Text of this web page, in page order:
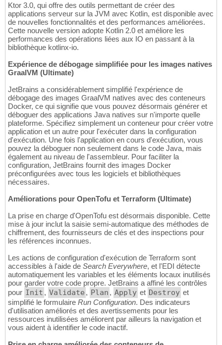
Ktor 3.0, qui offre des outils permettant de créer des
applications serveur sur la JVM avec Kotlin, est disponible avec
de nouvelles fonctionnalités et des performances améliorées.
Cette nouvelle version adopte Kotlin 2.0 et améliore les
performances des opérations liées aux IO en passant à la
bibliothèque kotlinx-io.
Expérience de débogage simplifiée pour les images natives
GraalVM (Ultimate)
JetBrains a considérablement simplifié l'expérience de
débogage des images GraalVM natives avec des conteneurs
Docker, ce qui signifie que vous pouvez désormais générer et
déboguer des applications Java natives sur n'importe quelle
plateforme. Spécifiez simplement un conteneur pour créer votre
application et un autre pour l'exécuter dans la configuration
d'exécution. Une fois l'application en cours d'exécution, vous
pouvez la déboguer non seulement dans le code Java, mais
également au niveau de l'assembleur. Pour faciliter la
configuration, JetBrains fournit des images Docker
préconfigurées avec tous les logiciels et bibliothèques
nécessaires.
Améliorations pour OpenTofu et Terraform (Ultimate)
La prise en charge d'OpenTofu est désormais disponible. Cette
mise à jour inclut la saisie semi-automatique des méthodes de
chiffrement, des fournisseurs de clés et des inspections pour
les références inconnues.
Les actions de configuration d'exécution de Terraform sont
accessibles à l'aide de Search Everywhere, et l'EDI détecte
automatiquement les variables et les éléments locaux inutilisés
pour garder votre code propre. JetBrains a affiné les contrôles
pour Init , Validate , Plan , Apply et Destroy et
simplifié le formulaire Run Configuration. Des indicateurs
d'utilisation améliorés et des avertissements pour les
ressources inutilisées améliorent par ailleurs la navigation et
vous aident à identifier le code inactif.